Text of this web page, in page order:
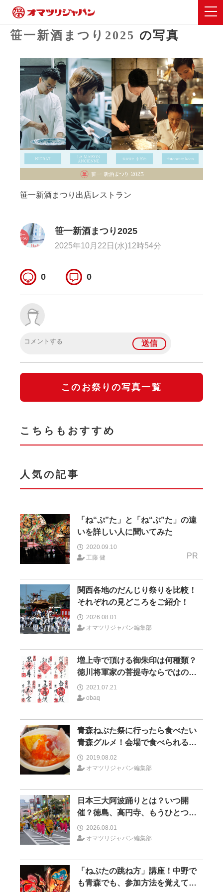
笹一新酒まつり2025 の写真
笹一新酒まつり出店レストラン
笹一新酒まつり2025
2025年10月22日(水)12時54分
0 0
このお祭りの写真一覧
こちらもおすすめ
人気の記事
「ね“ぷ”た」と「ね“ぶ”た」の違
いを詳しい人に聞いてみた
2020.09.10
工藤 健
PR
関西各地のだんじり祭りを比較！
それぞれの見どころをご紹介！
2026.08.01
オマツリジャパン編集部
増上寺で頂ける御朱印は何種類？
徳川将軍家の菩提寺ならではの御
朱印も！
2021.07.21
obaq
青森ねぶた祭に行ったら食べたい
青森グルメ！会場で食べられるグ
ルメは？
2019.08.02
オマツリジャパン編集部
日本三大阿波踊りとは？いつ開
催？徳島、高円寺、もうひとつは
どこ？
2026.08.01
オマツリジャパン編集部
「ねぶたの跳ね方」講座！中野で
も青森でも、参加方法を覚えてみ